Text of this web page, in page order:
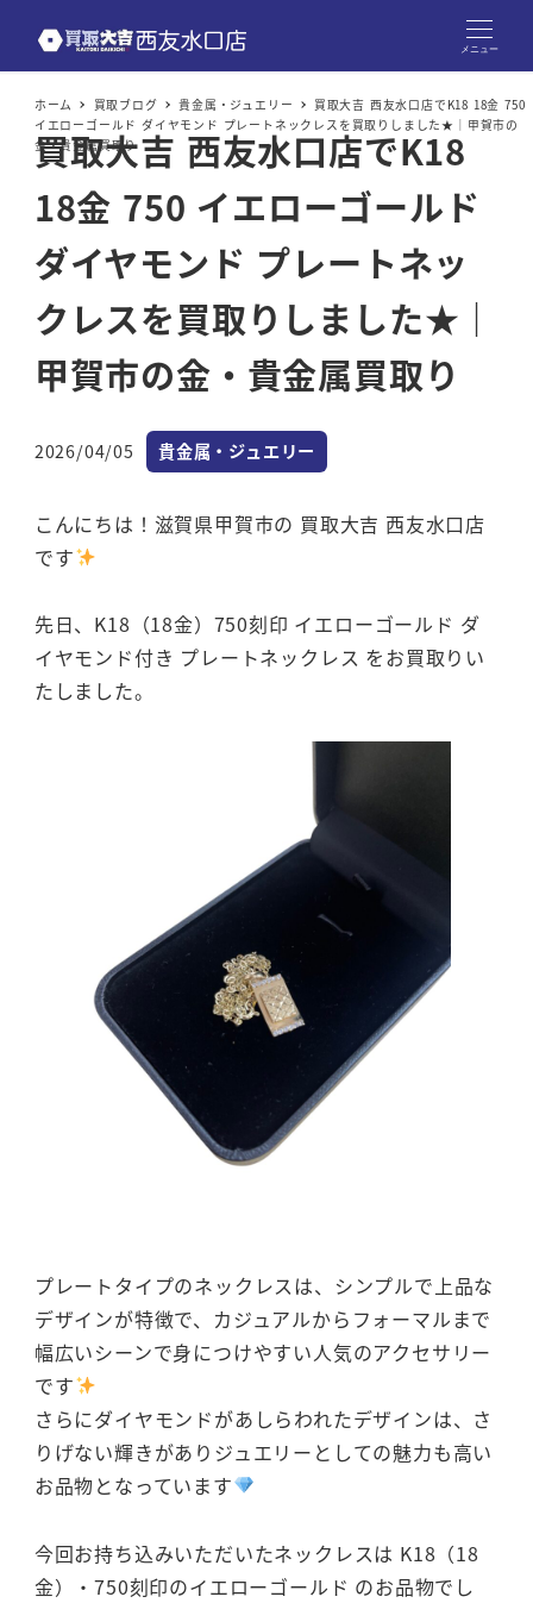
メニュー
ホーム 買取ブログ 貴金属・ジュエリー
買取大吉 西友水口店でK18 18金 750
イエローゴールド ダイヤモンド プレートネックレスを買取りしました★｜甲賀市の
金・貴金属買取り
買取大吉 西友水口店でK18
18金 750 イエローゴールド
ダイヤモンド プレートネッ
クレスを買取りしました★｜
甲賀市の金・貴金属買取り
投稿日
2026/04/05 カテゴリー
貴金属・ジュエリー
こんにちは！滋賀県甲賀市の 買取大吉 西友水口店
です
先日、K18（18金）750刻印 イエローゴールド ダ
イヤモンド付き プレートネックレス をお買取りい
たしました。
プレートタイプのネックレスは、シンプルで上品な
デザインが特徴で、カジュアルからフォーマルまで
幅広いシーンで身につけやすい人気のアクセサリー
です
さらにダイヤモンドがあしらわれたデザインは、さ
りげない輝きがありジュエリーとしての魅力も高い
お品物となっています
今回お持ち込みいただいたネックレスは K18（18
金）・750刻印のイエローゴールド のお品物でし